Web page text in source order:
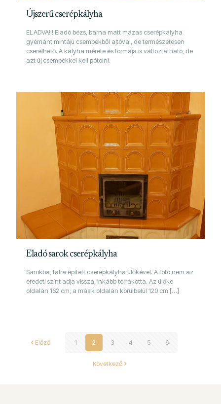
Újszerű cserépkályha
ELADVA!!! Eladó bézs, barna matt mázas cserépkályha
gyémánt mintájú csempékből ajtóval, de természetesen
cserélhető. A kályha mérete és formája is változtatható, de
azt új csempékkel kell pótolni.
Eladó sarok cserépkályha
Sarokba, falra épített cserépkályha ülőkével. A fotó nem az
eredeti színt adja vissza, inkább terrakotta. Az ülőke
oldalán 162 cm, a másik oldalán körülbelül 120 cm […]
Előző 1 2 3 4 5 6
Következő